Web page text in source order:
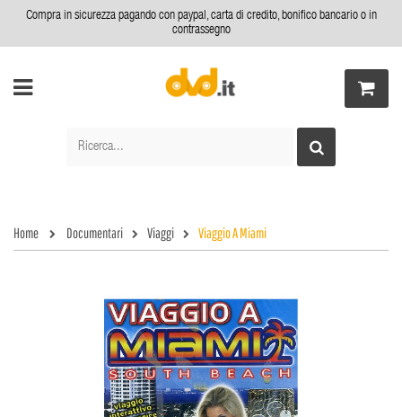
Compra in sicurezza pagando con paypal, carta di credito, bonifico bancario o in
contrassegno
Home Documentari Viaggi Viaggio A Miami